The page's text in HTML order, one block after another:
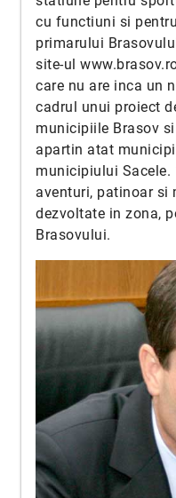
cu functiuni si
primarului
site-ul
care nu are inca un
cadrul unui proiect
municipiile Brasov
apartin atat
municipiului Sacele.
aventuri, patinoar
dezvoltate in zona,
Brasovului.